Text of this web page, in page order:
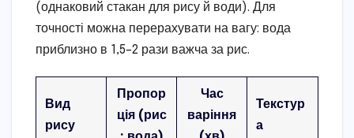
(однаковий стакан для рису й води). Для
точності можна перерахувати на вагу: вода
приблизно в 1,5–2 рази важча за рис.
Вид
рису
Пропор
ція (рис
Час
варіння
Текстур
а